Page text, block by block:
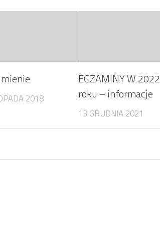
2018
EGZAMINY W 2022
roku – informacje
13 GRUDNIA 2021